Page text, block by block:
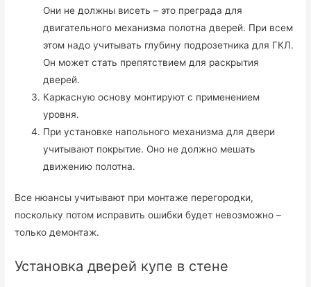
Они не должны висеть – это преграда для
двигательного механизма полотна дверей. При всем
этом надо учитывать глубину подрозетника для ГКЛ.
Он может стать препятствием для раскрытия
дверей.
Каркасную основу монтируют с применением
уровня.
При установке напольного механизма для двери
учитывают покрытие. Оно не должно мешать
движению полотна.
Все нюансы учитывают при монтаже перегородки,
поскольку потом исправить ошибки будет невозможно –
только демонтаж.
Установка дверей купе в стене